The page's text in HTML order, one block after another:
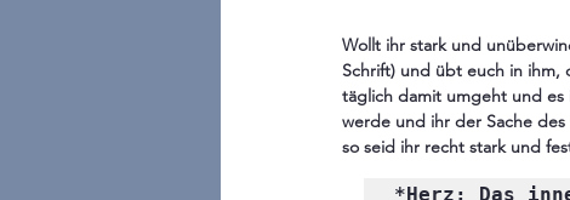
Wollt ihr stark und
Schrift) und übt euch in ihm,
täglich damit umgeht und es
werde und ihr der Sache des
so seid ihr recht stark und
*Herz: Das